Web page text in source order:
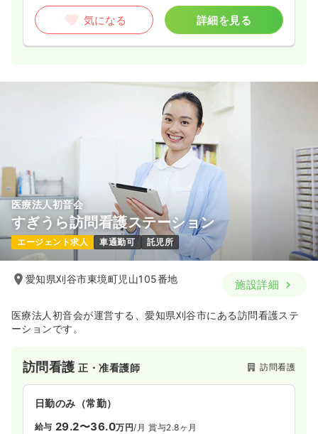
気になる 詳細を見る
医療法人初音会
すぎうら訪問看護ステーション
エージェント求人 車通勤可 託児所
愛知県刈谷市東境町児山105番地 施設詳細
医療法人初音会が運営する、愛知県刈谷市にある訪問看護ステ
ーションです。
訪問看護正・准看護師 訪問看護
日勤のみ（常勤）
給与 29.2〜36.0万円/月 賞与2.8ヶ月